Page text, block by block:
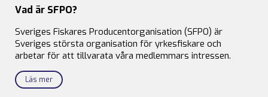
Vad är SFPO?
Sveriges Fiskares Producentorganisation (SFPO) är
Sveriges största organisation för yrkesfiskare och
arbetar för att tillvarata våra medlemmars intressen.
Läs mer